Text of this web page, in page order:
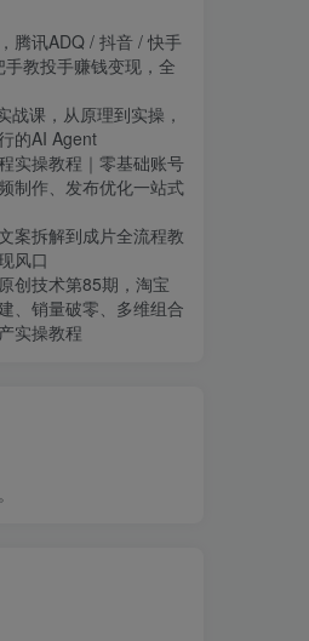
腾讯ADQ / 抖音 / 快手
教投手赚钱变现，全
战课，从原理到实操，
的AI Agent
实操教程｜零基础账号
制作、发布优化一站式
案拆解到成片全流程教
风口
创技术第85期，淘宝
、销量破零、多维组合
实操教程